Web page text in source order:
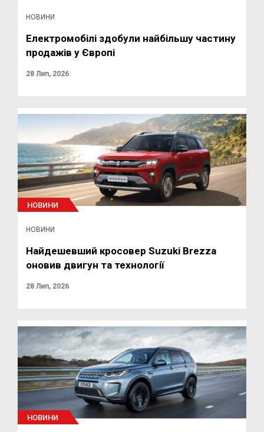
НОВИНИ
Електромобілі здобули найбільшу частину
продажів у Європі
28 Лип, 2026
НОВИНИ
НОВИНИ
Найдешевший кросовер Suzuki Brezza
оновив двигун та технології
28 Лип, 2026
НОВИНИ